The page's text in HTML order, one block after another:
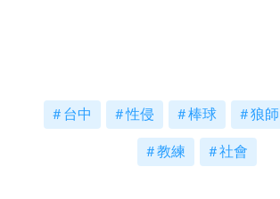
台中 性侵 棒球 狼師
教練 社會